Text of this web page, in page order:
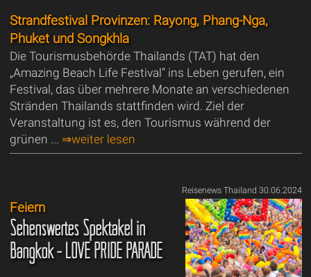
Strandfestival Provinzen: Rayong, Phang-Nga,
Phuket und Songkhla
Die Tourismusbehörde Thailands (TAT) hat den
„Amazing Beach Life Festival“ ins Leben gerufen, ein
Festival, das über mehrere Monate an verschiedenen
Stränden Thailands stattfinden wird. Ziel der
Veranstaltung ist es, den Tourismus während der
grünen ... ⇒weiter lesen
Reisenews Thailand 30.06.2024
Feiern
Sehenswertes Spektakel in
Bangkok - LOVE PRIDE PARADE